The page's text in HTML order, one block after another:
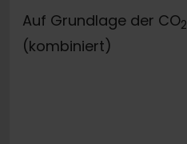
Auf Grundlage der CO2
(kombiniert)